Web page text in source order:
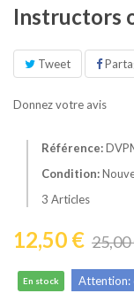
Instructors
Tweet
Donnez votre avis
Référence:
Condition:
3 Articles
12,50 € 25,00
En stock Attention: